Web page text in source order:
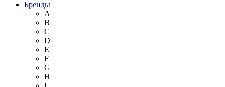
Бренды
A
B
C
D
E
F
G
H